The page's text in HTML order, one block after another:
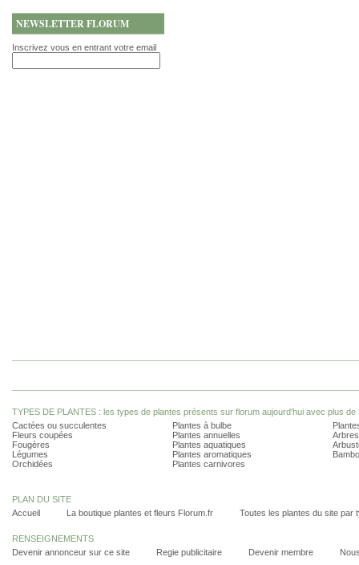
NEWSLETTER FLORUM
Inscrivez vous en entrant votre email
TYPES DE PLANTES : les types de plantes présents sur florum aujourd'hui avec plus de
Cactées ou succulentes
Fleurs coupées
Fougères
Légumes
Orchidées
Plantes à bulbe
Plantes annuelles
Plantes aquatiques
Plantes aromatiques
Plantes carnivores
PLAN DU SITE
Accueil
La boutique plantes et fleurs Florum.fr Toutes les plantes du site par
RENSEIGNEMENTS
Devenir annonceur sur ce site
Regie publicitaire Devenir membre